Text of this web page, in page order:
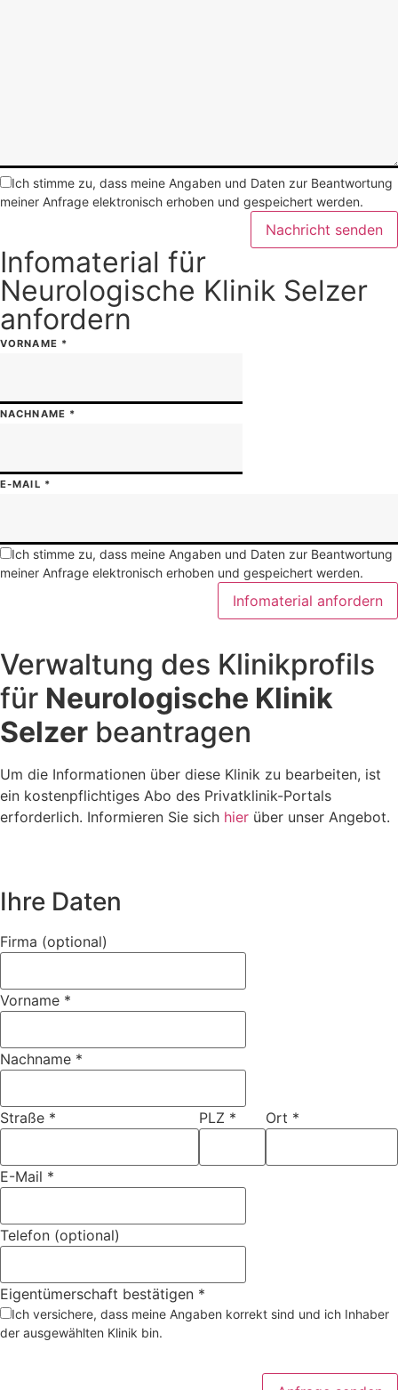
Ich stimme zu, dass meine Angaben und Daten zur Beantwortung
meiner Anfrage elektronisch erhoben und gespeichert werden.
Nachricht senden
Infomaterial für
Neurologische Klinik Selzer
anfordern
VORNAME *
NACHNAME *
E-MAIL *
Ich stimme zu, dass meine Angaben und Daten zur Beantwortung
meiner Anfrage elektronisch erhoben und gespeichert werden.
Infomaterial anfordern
Verwaltung des Klinikprofils
für Neurologische Klinik
Selzer beantragen
Um die Informationen über diese Klinik zu bearbeiten, ist
ein kostenpflichtiges Abo des Privatklinik-Portals
erforderlich. Informieren Sie sich hier über unser Angebot.
Ihre Daten
Firma (optional)
Vorname *
Nachname *
Straße * PLZ * Ort *
E-Mail *
Telefon (optional)
Eigentümerschaft bestätigen *
Ich versichere, dass meine Angaben korrekt sind und ich Inhaber
der ausgewählten Klinik bin.